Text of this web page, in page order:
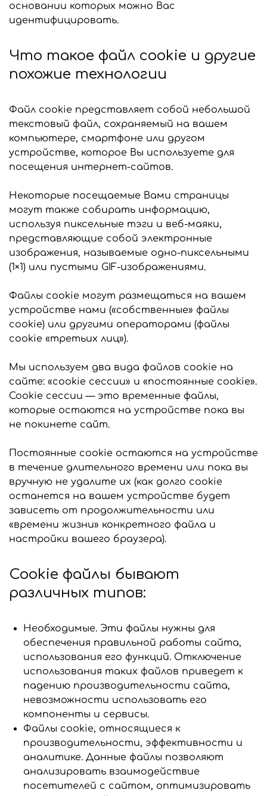
основании которых можно Вас
идентифицировать.
Что такое файл cookie и другие
похожие технологии
Файл cookie представляет собой небольшой
текстовый файл, сохраняемый на вашем
компьютере, смартфоне или другом
устройстве, которое Вы используете для
посещения интернет-сайтов.
Некоторые посещаемые Вами страницы
могут также собирать информацию,
используя пиксельные тэги и веб-маяки,
представляющие собой электронные
изображения, называемые одно-пиксельными
(1×1) или пустыми GIF-изображениями.
Файлы cookie могут размещаться на вашем
устройстве нами («собственные» файлы
cookie) или другими операторами (файлы
cookie «третьих лиц»).
Мы используем два вида файлов cookie на
сайте: «cookie сессии» и «постоянные cookie».
Cookie сессии — это временные файлы,
которые остаются на устройстве пока вы
не покинете сайт.
Постоянные cookie остаются на устройстве
в течение длительного времени или пока вы
вручную не удалите их (как долго cookie
останется на вашем устройстве будет
зависеть от продолжительности или
«времени жизни» конкретного файла и
настройки вашего браузера).
Cookie файлы бывают
различных типов:
Необходимые. Эти файлы нужны для
обеспечения правильной работы сайта,
использования его функций. Отключение
использования таких файлов приведет к
падению производительности сайта,
невозможности использовать его
компоненты и сервисы.
Файлы cookie, относящиеся к
производительности, эффективности и
аналитике. Данные файлы позволяют
анализировать взаимодействие
посетителей с сайтом, оптимизировать